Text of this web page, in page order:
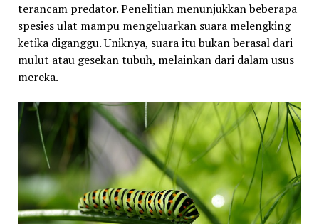
terancam predator. Penelitian menunjukkan beberapa
spesies ulat mampu mengeluarkan suara melengking
ketika diganggu. Uniknya, suara itu bukan berasal dari
mulut atau gesekan tubuh, melainkan dari dalam usus
mereka.